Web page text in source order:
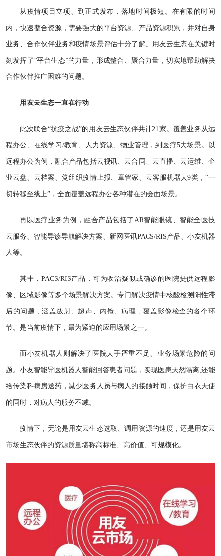
从疫情项目立项、到正式发布，落地时间极短。在有限的时间
内，快速整合资源，需要强大的平台资源、产品资源积累，并对自身
业务、合作伙伴业务和疫情场景评估十分了解。用友云生态在关键时
刻发挥了“平台生态”的力量，形成整合、聚合力量，切实地帮助解决
合作伙伴推广困难的问题。
用友云生态一直在行动
此次联合“抗疫之战”的用友云生态伙伴共计21家。覆盖业务从远
程办公、在线学习/教育、人力资源、物业管理，到医疗5大场景。以
远程办公为例，融合产品包括云视讯、云合同、云直播、云运维、企
业云盘、云档案、党组织疫情上报、章管家、云客服机器人9类，“一
切转移至线上”，全面覆盖远程办公各种潜在的会面场景。
再以医疗业务为例，融合产品包括了AR智能眼镜、智能全医技
云服务、智能导诊导航解决方案、新网医讯PACS/RIS产品、小友机器
人等。
其中，PACS/RIS产品，可为收治疑似或确诊的医院提供远程影
像、区域影像等多个场景解决方案。专门解决疫情中核酸检测阳性滞
后的问题，涵盖放射、超声、内镜、病理，覆盖影像检查的各个环
节。是当前疫情下，最为紧迫的应用场景之一。
而小友机器人则解决了医院人手严重不足、业务场景危险的问
题。小友智能导医机器人智能回答患者问题，实现医患天然隔离;还能
给传染科病房送药，减少医务人员与病人的接触时间，保护白衣天使
的同时，对病人的服务不减。
疫情下，无论是用友云生态选取、调用资源的速度，还是用友云
市场生态伙伴的资源质量堪称高标准、高价值、可规模化。